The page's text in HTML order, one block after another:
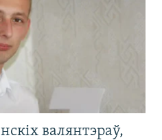
валянтэраў,